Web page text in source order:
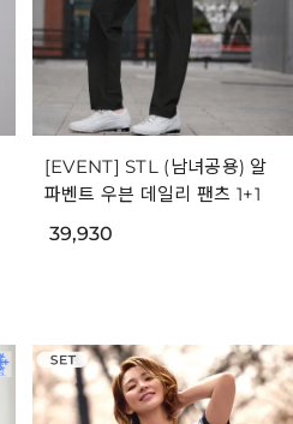
[EVENT] STL (남녀공용) 알
파벤트 우븐 데일리 팬츠 1+1
39,930